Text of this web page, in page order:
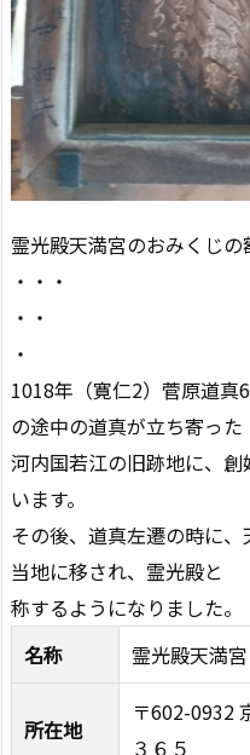
霊光殿天満宮のおみくじの
・・・
・・
・
1018年（寛仁2）菅原道真
の途中の道真が立ち寄った
河内国若江の旧跡地に、
います。
その後、道真左遷の時に
当地に移され、霊光殿と
称するようになりました。
名称
霊光殿天満宮
所在地
〒602-0932
３６５